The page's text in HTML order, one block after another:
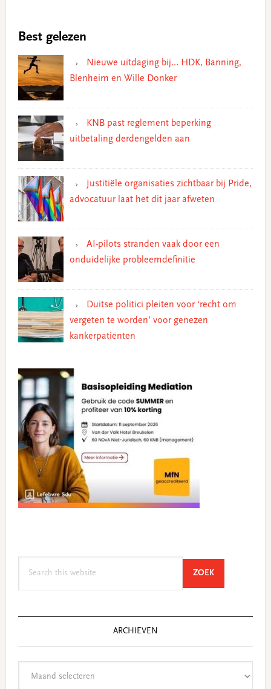
Best gelezen
Nieuwe uitdaging bij… HDK, Banning,
Blenheim en Wille Donker
KNB past reglement beperking
uitbetaling derdengelden aan
Justitiële organisaties zichtbaar bij Pride,
advocatuur laat het dit jaar afweten
AI-pilots stranden vaak door een
onduidelijke probleemdefinitie
Duitse politici pleiten voor ‘recht om
vergeten te worden’ voor genezen
kankerpatiënten
ZOEKSEARCH
ARCHIEVEN